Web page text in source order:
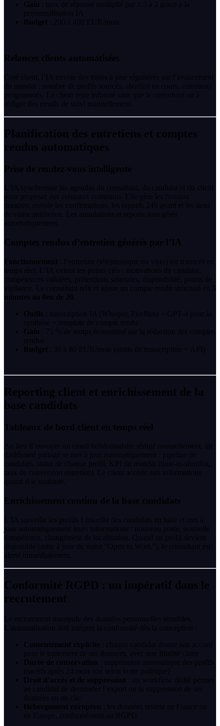
Gain : taux de réponse multiplié par 1.5 à 2 grace à la
personnalisation IA
Budget : 200 à 400 EUR/mois
Relances clients automatisées
Coté client, l’IA envoie des mises à jour régulières sur l’avancement
du mandat : nombre de profils sourcés, shortlist en cours, entretiens
programmés. Le client reste informé sans que le consultant ait à
rédiger des emails de suivi manuellement.
Planification des entretiens et comptes
rendus automatiques
Prise de rendez-vous intelligente
L’IA synchronise les agendas du consultant, du candidat et du client
pour proposer des créneaux communs. Elle gère les fuseaux
horaires, envoie les confirmations, les rappels 24h avant et les liens
de visioconférence. Les annulations et reports sont gérés
automatiquement.
Comptes rendus d’entretien générés par l’IA
Fonctionnement : l’entretien (téléphonique ou visio) est transcrit en
temps réel. L’IA extrait les points clés : motivations du candidat,
compétences validées, prétentions salariales, disponibilité, points de
vigilance. Le consultant relit et ajuste un compte rendu structuré en 5
minutes au lieu de 20
Outils : transcription IA (Whisper, Fireflies) + GPT-4 pour la
synthèse + template de compte rendu
Gain : 75 % de temps économisé sur la rédaction des comptes
rendus
Budget : 30 à 80 EUR/mois (outils de transcription + API)
Reporting client et enrichissement de la
base candidats
Tableaux de bord client en temps réel
Au lieu d’envoyer un email hebdomadaire rédigé manuellement, un
dashboard partagé se met à jour automatiquement : pipeline de
candidats, statut de chaque profil, KPI du mandat (time-to-shortlist,
taux de conversion entretien). Le client accède aux informations
quand il le souhaite.
Enrichissement continu de la base candidats
L’IA surveille les profils LinkedIn des candidats en base et met à
jour automatiquement leurs informations : nouveau poste, nouvelle
compétence, changement de localisation. Quand un profil devient
disponible (mise à jour du statut “Open to Work”), le consultant est
alerté immédiatement.
Conformité RGPD : un impératif dans le
recrutement
Le recrutement manipule des données personnelles sensibles.
L’automatisation doit intégrer la conformité dès la conception :
Consentement explicite : chaque candidat donne son accord
pour le traitement de ses données, avec une finalité claire
Durée de conservation : suppression automatique des profils
inactifs après 24 mois (ou selon votre politique)
Droit d’accès et de suppression : un workflow dédié permet
au candidat de demander l’export ou la suppression de ses
données en un clic
Hébergement européen : les données restent en France ou
en Europe, conformément au RGPD